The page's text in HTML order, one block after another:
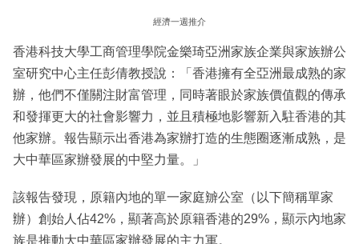
經濟一週推介
香港科技大學工商管理學院金樂琦亞洲家族企業與家族辦公
室研究中心主任彭倩教授說：「香港擁有全亞洲最成熟的家
辦，他們不僅關注財富管理，同時著眼於家族價值觀的傳承
和發揮更大的社會影響力，並且積極地影響新入駐香港的其
他家辦。報告顯示出香港為家辦打造的生態圈逐漸成熟，是
大中華區家辦發展的中堅力量。」
該報告發現，原籍內地的單一家庭辧公室（以下簡稱單家
辦）創始人佔42%，顯著高於原籍香港的29%，顯示內地家
族是推動大中華區家辦發展的主力軍。